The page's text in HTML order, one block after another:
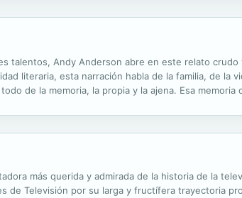
talentos, Andy Anderson abre en este relato
literaria, esta narración habla de la familia, de la
de la memoria, la propia y la ajena. Esa
más querida y admirada de la historia de la
de Televisión por su larga y fructífera trayectoria